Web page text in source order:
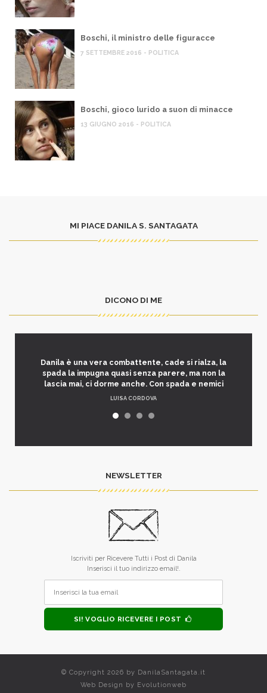
Boschi, il ministro delle figuracce
7 SETTEMBRE 2016 - POLITICA
Boschi, gioco lurido a suon di minacce
13 GIUGNO 2016 - POLITICA
MI PIACE DANILA S. SANTAGATA
DICONO DI ME
Danila è una vera combattente, cade si rialza, la
spada la impugna quasi senza parere, ma non la
lascia mai, ci dorme anche. Con spada e nemici
LUISA CORDOVA
NEWSLETTER
Iscriviti per Ricevere Tutti i Post di Danila
Inserisci il tuo indirizzo email!.
SI! VOGLIO RICEVERE I POST
© Copyright 2026 by DanilaSantagata.it
Web Design by Evolutionweb